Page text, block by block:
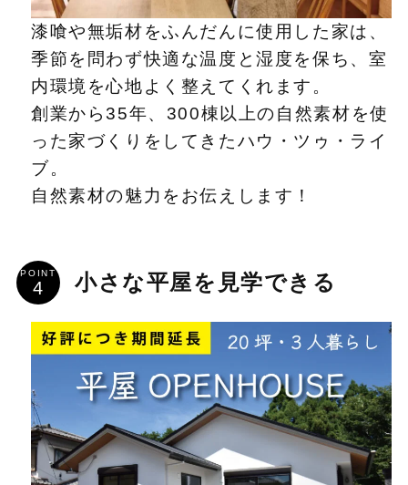
漆喰や無垢材をふんだんに使用した家は、
季節を問わず快適な温度と湿度を保ち、室
内環境を心地よく整えてくれます。
創業から35年、300棟以上の自然素材を使
った家づくりをしてきたハウ・ツゥ・ライ
ブ。
自然素材の魅力をお伝えします！
POINT 小さな平屋を見学できる